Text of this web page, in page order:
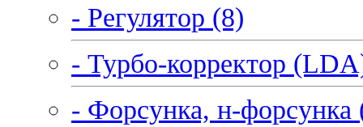
- Регулятор (8)
- Турбо-корректор
- Форсунка, н-форсунка